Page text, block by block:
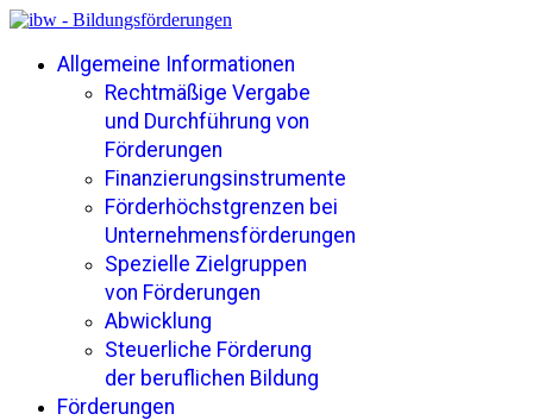
Allgemeine Informationen
Rechtmäßige Vergabe
und Durchführung von
Förderungen
Finanzierungsinstrumente
Förderhöchstgrenzen bei
Unternehmensförderungen
Spezielle Zielgruppen
von Förderungen
Abwicklung
Steuerliche Förderung
der beruflichen Bildung
Förderungen